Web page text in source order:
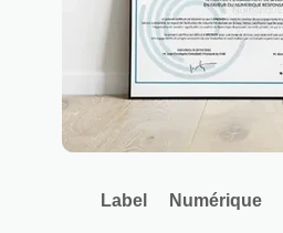
Label Numérique